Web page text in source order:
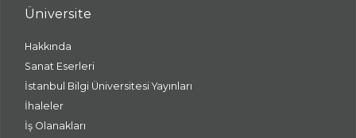
Üniversite
Hakkında
Sanat Eserleri
İstanbul Bilgi Üniversitesi Yayınları
İhaleler
İş Olanakları